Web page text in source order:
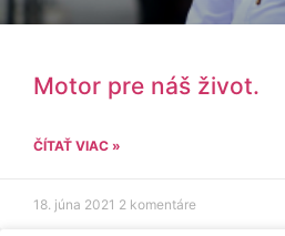
Motor pre náš život.
ČÍTAŤ VIAC »
18. júna 2021 2 komentáre